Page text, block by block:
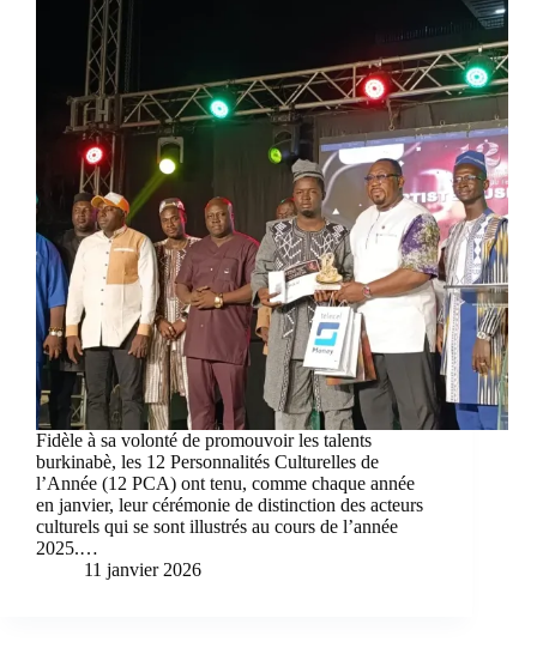
Fidèle à sa volonté de promouvoir les talents
burkinabè, les 12 Personnalités Culturelles de
l’Année (12 PCA) ont tenu, comme chaque année
en janvier, leur cérémonie de distinction des acteurs
culturels qui se sont illustrés au cours de l’année
2025.…
11 janvier 2026